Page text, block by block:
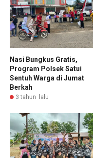
Nasi Bungkus Gratis,
Program Polsek Satui
Sentuh Warga di Jumat
Berkah
3 tahun lalu